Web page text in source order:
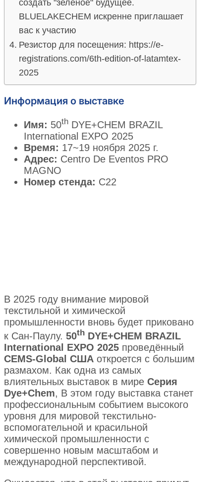
создать "зеленое" будущее.
BLUELAKECHEM искренне приглашает
вас к участию
Резистор для посещения: https://e-
registrations.com/6th-edition-of-latamtex-
2025
Информация о выставке
Имя: 50th DYE+CHEM BRAZIL
International EXPO 2025
Время: 17~19 ноября 2025 г.
Адрес: Centro De Eventos PRO
MAGNO
Номер стенда: C22
В 2025 году внимание мировой
текстильной и химической
промышленности вновь будет приковано
к Сан-Паулу. 50th DYE+CHEM BRAZIL
International EXPO 2025 проведённый
CEMS-Global США откроется с большим
размахом. Как одна из самых
влиятельных выставок в мире Серия
Dye+Chem, В этом году выставка станет
профессиональным событием высокого
уровня для мировой текстильно-
вспомогательной и красильной
химической промышленности с
совершенно новым масштабом и
международной перспективой.